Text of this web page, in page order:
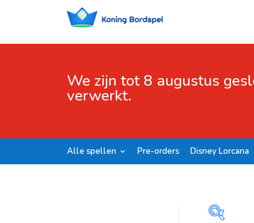
We zijn tot 8 augustus
verwerkt.
Alle spellen Pre-orders Disney Lorcana